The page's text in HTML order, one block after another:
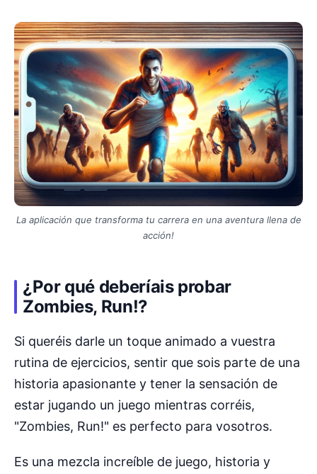
La aplicación que transforma tu carrera en una aventura llena de
acción!
¿Por qué deberíais probar
Zombies, Run!?
Si queréis darle un toque animado a vuestra
rutina de ejercicios, sentir que sois parte de una
historia apasionante y tener la sensación de
estar jugando un juego mientras corréis,
"Zombies, Run!" es perfecto para vosotros.
Es una mezcla increíble de juego, historia y